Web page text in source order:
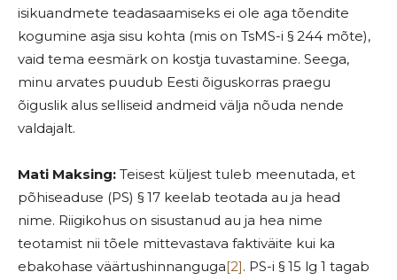
isikuandmete teadasaamiseks ei ole aga tõendite
kogumine asja sisu kohta (mis on TsMS-i § 244 mõte),
vaid tema eesmärk on kostja tuvastamine. Seega,
minu arvates puudub Eesti õiguskorras praegu
õiguslik alus selliseid andmeid välja nõuda nende
valdajalt.
Mati Maksing: Teisest küljest tuleb meenutada, et
põhiseaduse (PS) § 17 keelab teotada au ja head
nime. Riigikohus on sisustanud au ja hea nime
teotamist nii tõele mittevastava faktiväite kui ka
ebakohase väärtushinnanguga[2]. PS-i § 15 lg 1 tagab